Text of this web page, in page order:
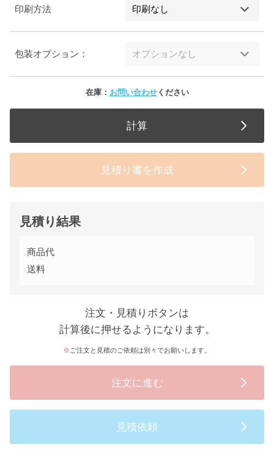
印刷方法
包装オプション：
在庫： お問い合わせください
計算
見積り書を作成
見積り結果
商品代
送料
注文・見積りボタンは
計算後に押せるようになります。
ご注文と見積のご依頼は別々でお願いします。
注文に進む
見積依頼